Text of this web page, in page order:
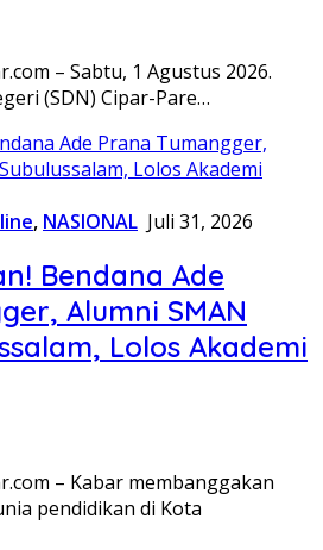
– Sabtu, 1 Agustus 2026.
(SDN) Cipar-Pare…
, NASIONAL Juli 31, 2026
Bendana Ade
Alumni SMAN
Lolos Akademi
– Kabar membanggakan
pendidikan di Kota